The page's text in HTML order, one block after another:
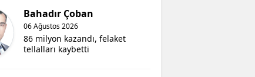
Bahadır Çoban
06 Ağustos 2026
86 milyon kazandı, felaket
tellalları kaybetti